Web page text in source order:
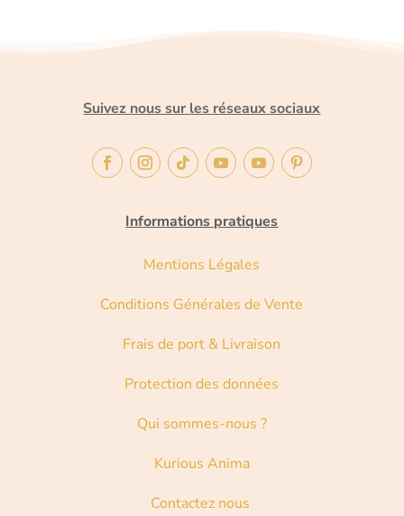
Suivez nous sur les réseaux sociaux
Informations pratiques
Mentions Légales
Conditions Générales de Vente
Frais de port & Livraison
Protection des données
Qui sommes-nous ?
Kurious Anima
Contactez nous